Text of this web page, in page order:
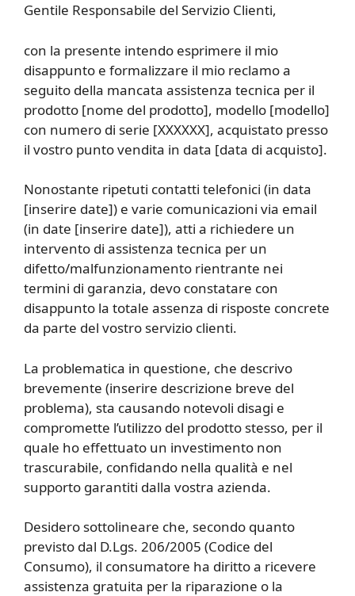
Gentile Responsabile del Servizio Clienti,
con la presente intendo esprimere il mio
disappunto e formalizzare il mio reclamo a
seguito della mancata assistenza tecnica per il
prodotto [nome del prodotto], modello [modello]
con numero di serie [XXXXXX], acquistato presso
il vostro punto vendita in data [data di acquisto].
Nonostante ripetuti contatti telefonici (in data
[inserire date]) e varie comunicazioni via email
(in date [inserire date]), atti a richiedere un
intervento di assistenza tecnica per un
difetto/malfunzionamento rientrante nei
termini di garanzia, devo constatare con
disappunto la totale assenza di risposte concrete
da parte del vostro servizio clienti.
La problematica in questione, che descrivo
brevemente (inserire descrizione breve del
problema), sta causando notevoli disagi e
compromette l’utilizzo del prodotto stesso, per il
quale ho effettuato un investimento non
trascurabile, confidando nella qualità e nel
supporto garantiti dalla vostra azienda.
Desidero sottolineare che, secondo quanto
previsto dal D.Lgs. 206/2005 (Codice del
Consumo), il consumatore ha diritto a ricevere
assistenza gratuita per la riparazione o la